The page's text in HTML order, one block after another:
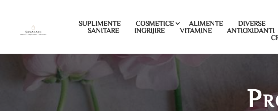
SUPLIMENTE COSMETICE ALIMENTE DIVERSE
SANITARE
INGRIJIRE VITAMINE ANTIOXIDANTI